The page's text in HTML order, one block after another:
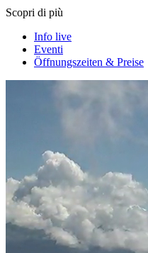
Scopri di più
Info live
Eventi
Öffnungszeiten & Preise